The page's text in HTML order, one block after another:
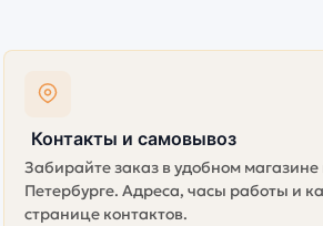
Контакты и самовывоз
Забирайте заказ в удобном магазине
Петербурге. Адреса, часы работы и
странице контактов.